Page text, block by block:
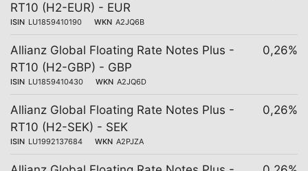
RT10 (H2-EUR) - EUR
ISIN LU1859410190 WKN A2JQ6B
Allianz Global Floating Rate Notes Plus -
RT10 (H2-GBP) - GBP
ISIN LU1859410430 WKN A2JQ6D
0,26%
Allianz Global Floating Rate Notes Plus -
RT10 (H2-SEK) - SEK
ISIN LU1992137684 WKN A2PJZA
0,26%